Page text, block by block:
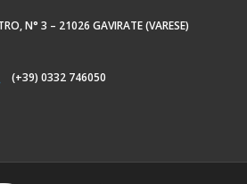
N° 3 – 21026 GAVIRATE (VARESE)
(+39) 0332 746050